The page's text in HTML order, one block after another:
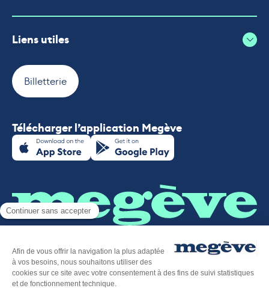
Liens utiles
Billetterie
Télécharger l’application Megève
Plan du site -Mentions légales-
Politique de confidentialité-Déclaration d’accessibilité
Megève tourisme